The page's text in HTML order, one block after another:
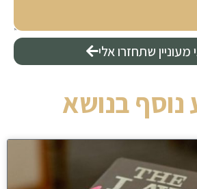
מעוניין שתחזרו אלי
נוסף בנושא